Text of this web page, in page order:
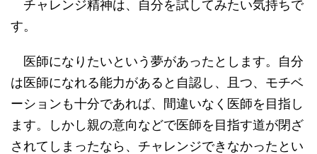
チャレンジ精神は、自分を試してみたい気持ちで
す。
医師になりたいという夢があったとします。自分
は医師になれる能力があると自認し、且つ、モチベ
ーションも十分であれば、間違いなく医師を目指し
ます。しかし親の意向などで医師を目指す道が閉ざ
されてしまったなら、チャレンジできなかったとい